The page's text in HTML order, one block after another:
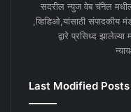
सदरील न्युज वेब चॅनेल मधील
,व्हिडिओ,यांसाठी
द्वारे प्रसिध्द झालेल्या
Last Modified Posts